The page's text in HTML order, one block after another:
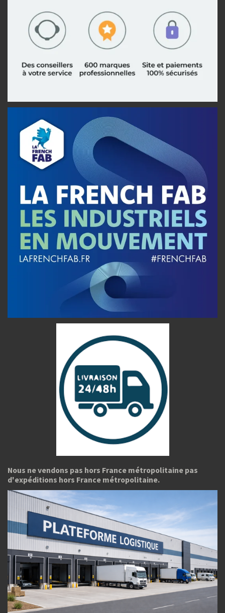
Nous ne vendons pas hors France métropolitaine pas
d'expéditions hors France métropolitaine.